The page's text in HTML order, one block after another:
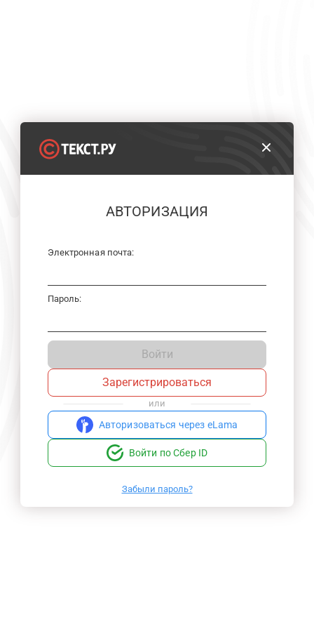
АВТОРИЗАЦИЯ
Электронная почта:
Пароль:
Войти
Зарегистрироваться
или
Авторизоваться через eLama
Войти по Сбер ID
Забыли пароль?